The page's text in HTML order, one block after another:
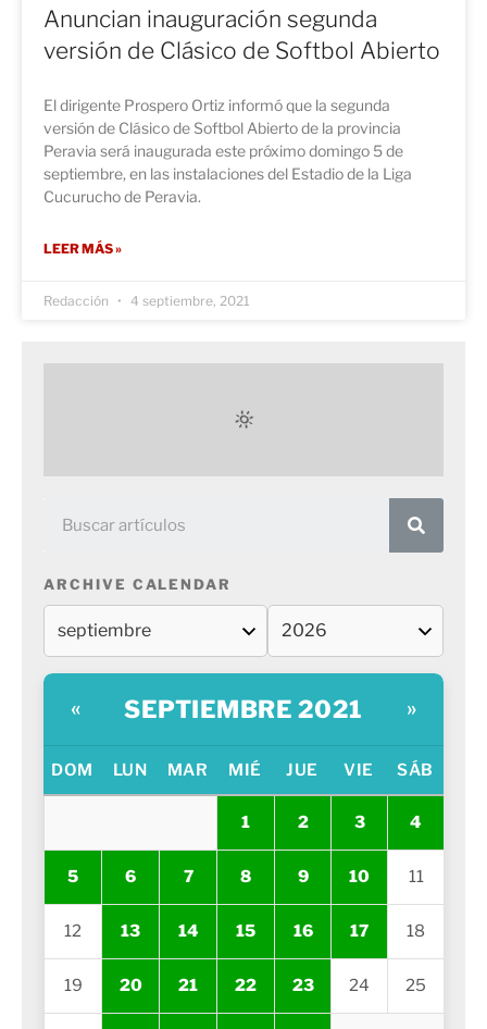
Anuncian inauguración segunda
versión de Clásico de Softbol Abierto
El dirigente Prospero Ortiz informó que la segunda
versión de Clásico de Softbol Abierto de la provincia
Peravia será inaugurada este próximo domingo 5 de
septiembre, en las instalaciones del Estadio de la Liga
Cucurucho de Peravia.
LEER MÁS »
Redacción 4 septiembre, 2021
ARCHIVE CALENDAR
« SEPTIEMBRE 2021 »
DOM LUN MAR MIÉ JUE VIE SÁB
1 2 3 4
5 6 7 8 9 10 11
12 13 14 15 16 17 18
19 20 21 22 23 24 25